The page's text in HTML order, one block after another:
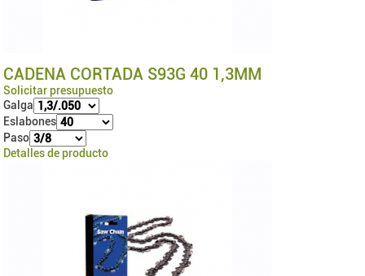
CADENA CORTADA S93G 40 1,3MM
Solicitar presupuesto
Galga
Eslabones
Paso
Detalles de producto